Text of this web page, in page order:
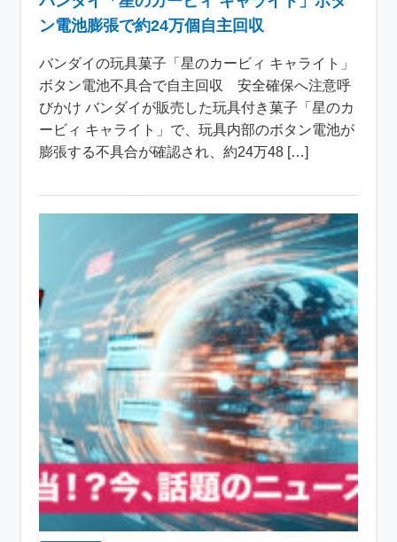
ン電池膨張で約24万個自主回収
バンダイの玩具菓子「星のカービィ キャライト」
ボタン電池不具合で自主回収 安全確保へ注意呼
びかけ バンダイが販売した玩具付き菓子「星のカ
ービィ キャライト」で、玩具内部のボタン電池が
膨張する不具合が確認され、約24万48 […]